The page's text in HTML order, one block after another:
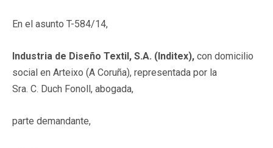
En el asunto T-584/14,
Industria de Diseño Textil, S.A. (Inditex), con domicilio
social en Arteixo (A Coruña), representada por la
Sra. C. Duch Fonoll, abogada,
parte demandante,